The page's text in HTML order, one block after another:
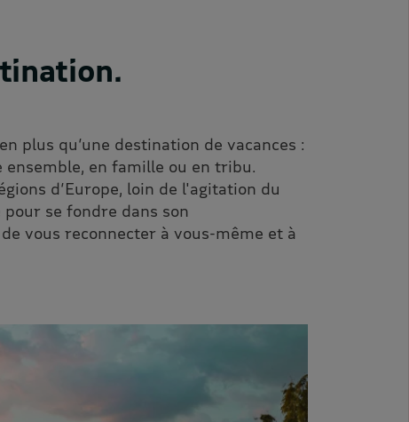
plus qu’une destination de vacances :
ensemble, en famille ou en tribu.
d’Europe, loin de l'agitation du
se fondre dans son
vous reconnecter à vous-même et à